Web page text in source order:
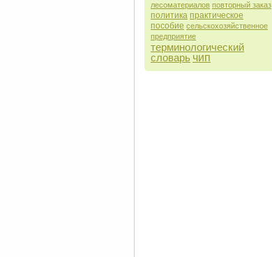
лесоматериалов повторный заказ
политика практическое
пособие сельскохозяйственное
предприятие
терминологический
словарь чип